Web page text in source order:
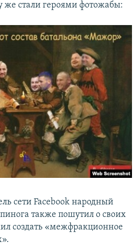
же стали героями фотожабы:
сети Facebook народный
также пошутил о своих
создать «межфракционное